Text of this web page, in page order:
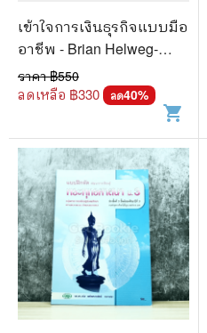
เข้าใจการเงินธุรกิจแบบมือ
อาชีพ - Brian Helweg-
Larsen
ราคา ฿550
ลดเหลือ ฿330 ลด40%
shopping_cart
🌎 International Books
🎲 Board Game